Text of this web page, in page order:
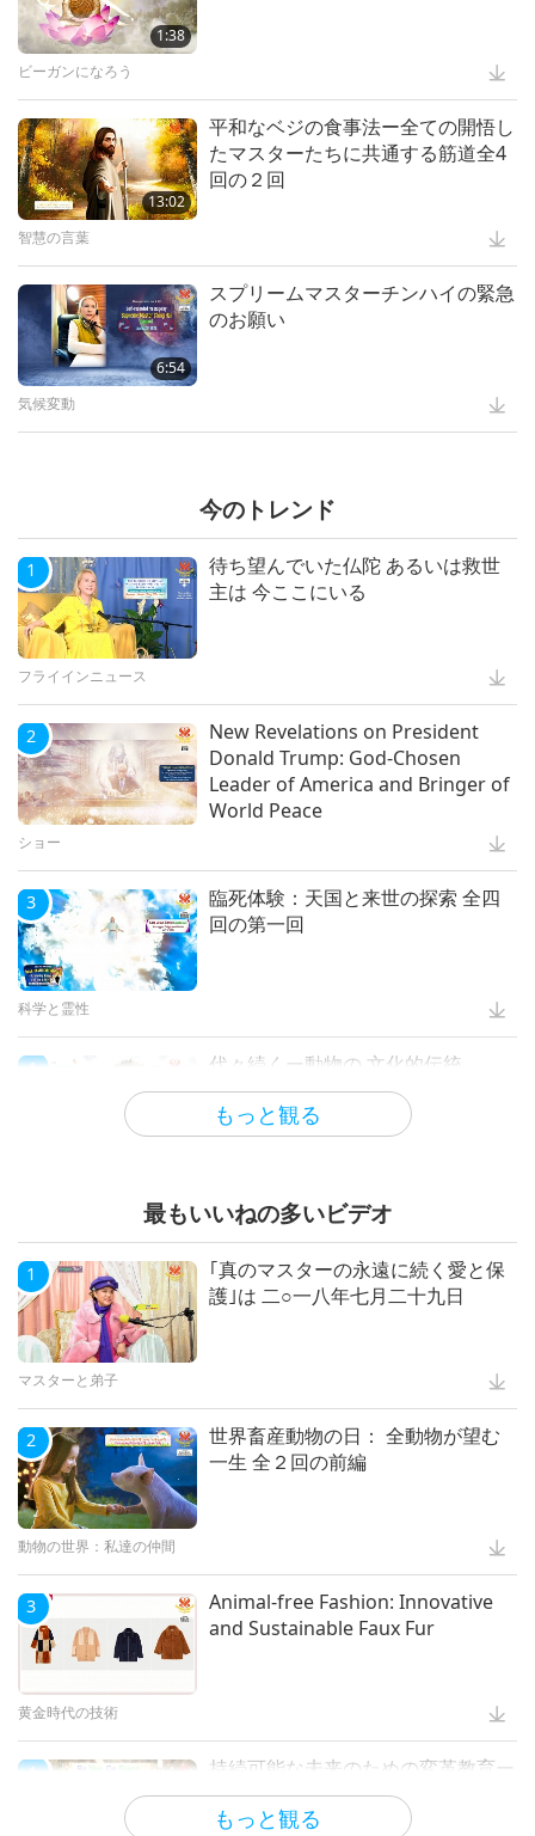
5:35
12:52
スプリームマスターチンハイ ＣＯ
Ｐ２７参加者へのメッセージ
24:26
黄金時代の予言 パート３５―弥勒
菩薩(未来仏)と荘厳で魅力的な集会
1:38
ビーガンになろう
13:02
平和なベジの食事法ー全ての開悟し
たマスターたちに共通する筋道全4
回の２回
智慧の言葉
6:54
スプリームマスターチンハイの緊急
のお願い
気候変動
今のトレンド
もっと観る
1
待ち望んでいた仏陀 あるいは救世
主は 今ここにいる
フライインニュース
2
New Revelations on President
Donald Trump: God-Chosen
Leader of America and Bringer of
World Peace
ショー
3
臨死体験：天国と来世の探索 全四
回の第一回
科学と霊性
4 代々続くー動物の 文化的伝統
Mindful Breathing and
Meditation
ヘルシーライフ
最もいいねの多いビデオ
もっと観る
1
｢真のマスターの永遠に続く愛と保
護｣は 二○一八年七月二十九日
マスターと弟子
2
世界畜産動物の日： 全動物が望む
一生 全２回の前編
動物の世界：私達の仲間
3
Animal-free Fashion: Innovative
and Sustainable Faux Fur
黄金時代の技術
4
持続可能な未来のための変革教育ー
ビーガンの学校給食の選択肢 全二
回の前編